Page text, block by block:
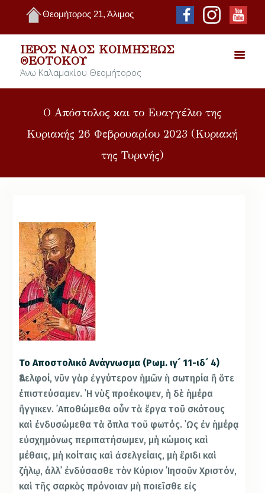
Θεομήτορος 21, Άλιμος
ΙΕΡΌΣ ΝΑΌΣ ΚΟΙΜΉΣΕΩΣ
ΘΕΟΤΌΚΟΥ
Άνω Καλαμακίου Θεομήτορος
Ο Απόστολος και το Ευαγγέλιο της
Κυριακής 26 Φεβρουαρίου 2023 (Κυριακή
της Τυρινής)
Το Αποστολικό Ανάγνωσμα (Ρωμ. ιγ´ 11-ιδ´ 4)
Ἀδελφοί, νῦν γὰρ ἐγγύτερον ἡμῶν ἡ σωτηρία ἢ ὅτε
ἐπιστεύσαμεν. ῾Η νὺξ προέκοψεν, ἡ δὲ ἡμέρα
ἤγγικεν. ᾿Αποθώμεθα οὖν τὰ ἔργα τοῦ σκότους
καὶ ἐνδυσώμεθα τὰ ὅπλα τοῦ φωτός. ῾Ως ἐν ἡμέρᾳ
εὐσχημόνως περιπατήσωμεν, μὴ κώμοις καὶ
μέθαις, μὴ κοίταις καὶ ἀσελγείαις, μὴ ἔριδι καὶ
ζήλῳ, ἀλλ᾿ ἐνδύσασθε τὸν Κύριον ᾿Ιησοῦν Χριστόν,
καὶ τῆς σαρκὸς πρόνοιαν μὴ ποιεῖσθε εἰς